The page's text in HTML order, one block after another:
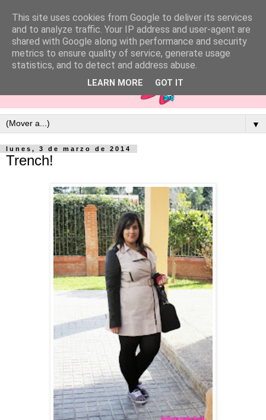
▼
lunes, 3 de marzo de 2014
Trench!
This site uses cookies from Google to deliver its services
and to analyze traffic. Your IP address and user-agent are
shared with Google along with performance and security
metrics to ensure quality of service, generate usage
statistics, and to detect and address abuse.
LEARN MORE GOT IT